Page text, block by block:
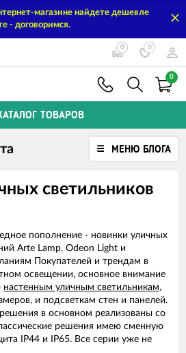
магазине найдете дешевле
- договоримся.
0 0
0
ТОВАРОВ
МЕНЮ БЛОГА
светильников
пополнение - новинки уличных
Arte Lamp, Odeon Light и
Покупателей и трендам в
освещении, основное внимание
настенным уличным светильникам,
и подсветкам стен и панелей.
в основном реализованы со
решения имею сменную
IP44 и IP65. Все серии уже не